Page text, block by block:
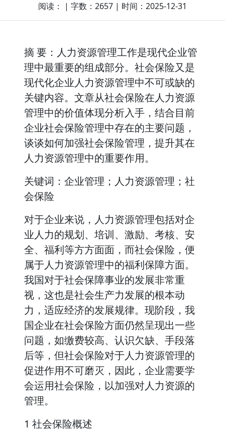
阅读： | 字数：2657 | 时间：2025-12-31
摘 要：人力资源管理工作是现代企业管
理中最重要的组成部分。社会保险又是
现代化企业人力资源管理中不可或缺的
关键内容。文章从社会保险在人力资源
管理中的价值体现分析入手，结合目前
企业社会保险管理中存在的主要问题，
谈谈如何加强社会保险管理，提升其在
人力资源管理中的重要作用。
关键词：企业管理；人力资源管理；社
会保险
对于企业来说，人力资源管理包括对企
业人力的规划、培训、激励、考核、安
全、福利等方方面面，而社会保险，便
属于人力资源管理中的福利保障方面。
我国对于社会保障事业的发展非常重
视，这也是社会生产力发展的根本动
力，适应经济的发展规律。现阶段，我
国企业在社会保险方面仍然呈现出一些
问题，如缴费较高、认识欠缺、手段落
后等，但社会保险对于人力资源管理的
促进作用不可磨灭，因此，企业需要学
会运用社会保险，以加强对人力资源的
管理。
1 社会保险概述